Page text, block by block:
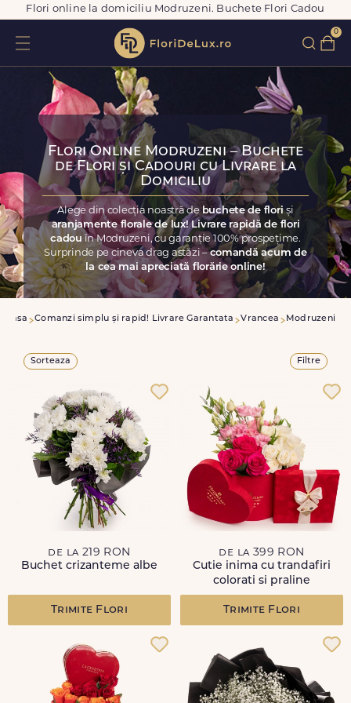
Flori online la domiciliu Modruzeni. Buchete Flori Cadou
0
Flori Online Modruzeni – Buchete
de Flori și Cadouri cu Livrare la
Domiciliu
Alege din colecția noastră de buchete de floriși
aranjamente florale de lux! Livrare rapidă de flori
cadou în Modruzeni, cu garanție 100% prospețime.
Surprinde pe cineva drag astăzi –comandă acum de
la cea mai apreciată florărie online!
Acasa Comanzi simplu și rapid! Livrare Garantata Vrancea Modruzeni
Sorteaza Filtre
de la 219 RON
Buchet crizanteme albe
Trimite Flori
de la 399 RON
Cutie inima cu trandafiri
colorati si praline
Trimite Flori